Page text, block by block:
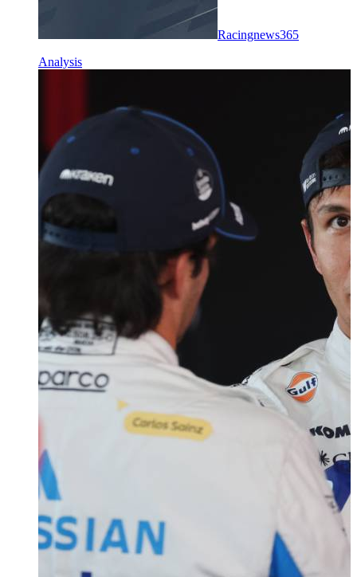
Racingnews365
Analysis